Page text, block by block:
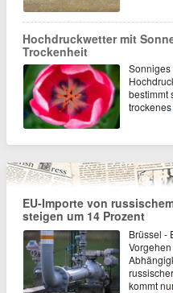
Hochdruckwetter mit
Trockenheit
Sonniges
bestimmt
trockenes
EU-Importe von
steigen um 14 Prozent
Brüssel -
kommt